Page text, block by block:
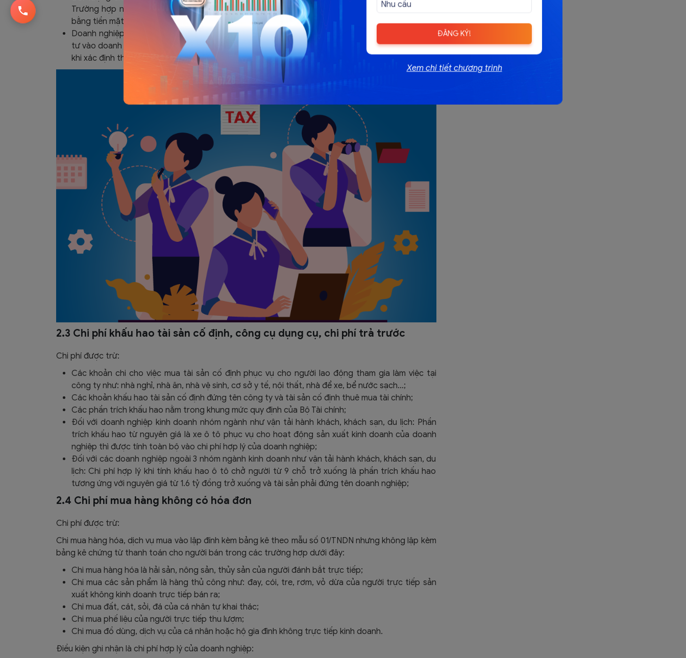
ĐĂNG KÝ!
Xem chi tiết chương trình
Trường hợp này không yêu cầu bên đi vay phải thanh toán qua ngân hàng, có thể thanh toán
bằng tiền mặt;
Doanh nghiệp đã góp đủ vốn điều lệ, trong quá trình kinh doanh có khoản chi trả lãi vay để đầu
tư vào doanh nghiệp khác. Khi đó, khoản chi phí này được tính là chi phí hợp lý của doanh nghiệp
khi xác định thu nhập chịu thuế.
2.3 Chi phí khấu hao tài sản cố định, công cụ dụng cụ, chi phí trả trước
Chi phí được trừ:
Các khoản chi cho việc mua tài sản cố định phục vụ cho người lao động tham gia làm việc tại
công ty như: nhà nghỉ, nhà ăn, nhà vệ sinh, cơ sở y tế, nội thất, nhà để xe, bể nước sạch…;
Các khoản khấu hao tài sản cố định đứng tên công ty và tài sản cố định thuê mua tài chính;
Các phần trích khấu hao nằm trong khung mức quy định của Bộ Tài chính;
Đối với doanh nghiệp kinh doanh nhóm ngành như vận tải hành khách, khách sạn, du lịch: Phần
trích khấu hao từ nguyên giá là xe ô tô phục vụ cho hoạt động sản xuất kinh doanh của doanh
nghiệp thì được tính toàn bộ vào chi phí hợp lý của doanh nghiệp;
Đối với các doanh nghiệp ngoài 3 nhóm ngành kinh doanh như vận tải hành khách, khách sạn, du
lịch: Chi phí hợp lý khi tính khấu hao ô tô chở người từ 9 chỗ trở xuống là phần trích khấu hao
tương ứng với nguyên giá từ 1.6 tỷ đồng trở xuống và tài sản phải đứng tên doanh nghiệp;
2.4 Chi phí mua hàng không có hóa đơn
Chi phí được trừ:
Chi mua hàng hóa, dịch vụ mua vào lập đính kèm bảng kê theo mẫu số 01/TNDN nhưng không lập kèm
bảng kê chứng từ thanh toán cho người bán trong các trường hợp dưới đây:
Chi mua hàng hóa là hải sản, nông sản, thủy sản của người đánh bắt trực tiếp;
Chi mua các sản phẩm là hàng thủ công như: đay, cói, tre, rơm, vỏ dừa của người trực tiếp sản
xuất không kinh doanh trực tiếp bán ra;
Chi mua đất, cát, sỏi, đá của cá nhân tự khai thác;
Chi mua phế liệu của người trực tiếp thu lượm;
Chi mua đồ dùng, dịch vụ của cá nhân hoặc hộ gia đình không trực tiếp kinh doanh.
Điều kiện ghi nhận là chi phí hợp lý của doanh nghiệp: